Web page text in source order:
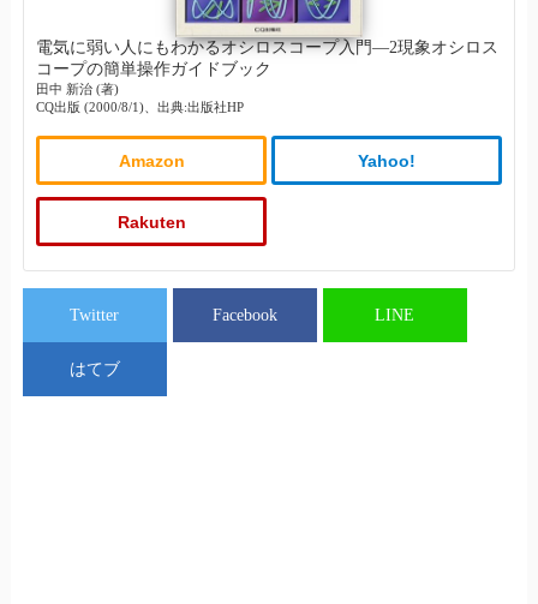
電気に弱い人にもわかるオシロスコープ入門―2現象オシロス
コープの簡単操作ガイドブック
田中 新治 (著)
CQ出版 (2000/8/1)、出典:出版社HP
Amazon Yahoo!
Rakuten
Twitter Facebook LINE
はてブ